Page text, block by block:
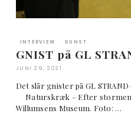
INTERVIEW KUNST
GNIST på GL
JUNI 29, 2021
Det slår gnister på GL
Naturskræk – Efter stormen,
Willumsens Museum. Foto: …